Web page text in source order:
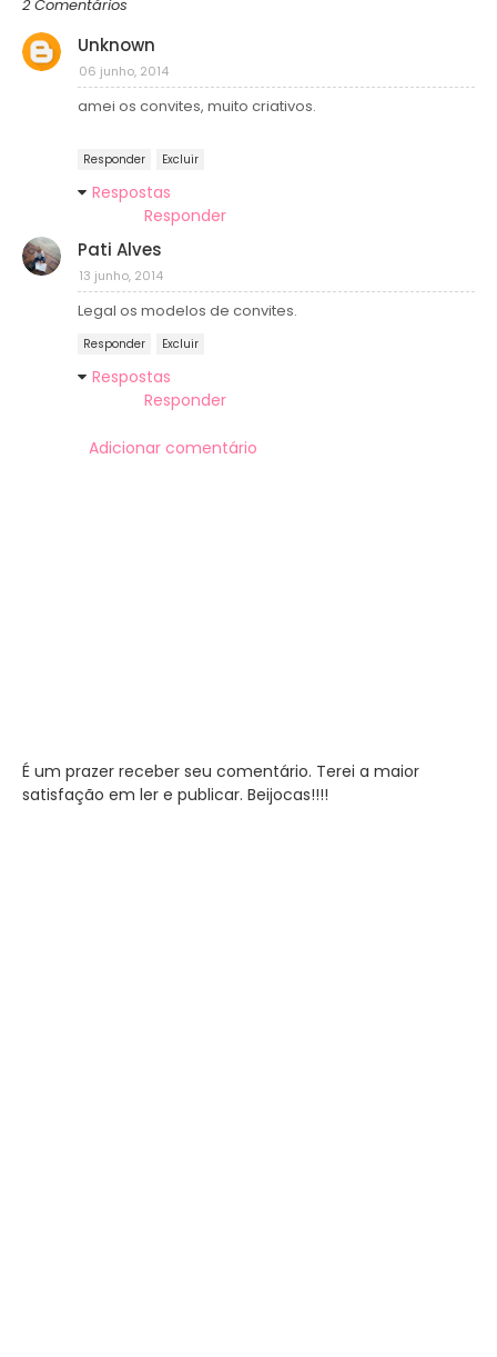
2 Comentários
Unknown
06 junho, 2014
amei os convites, muito criativos.
Responder Excluir
Respostas
Responder
Pati Alves
13 junho, 2014
Legal os modelos de convites.
Responder Excluir
Respostas
Responder
Adicionar comentário
É um prazer receber seu comentário. Terei a maior
satisfação em ler e publicar. Beijocas!!!!